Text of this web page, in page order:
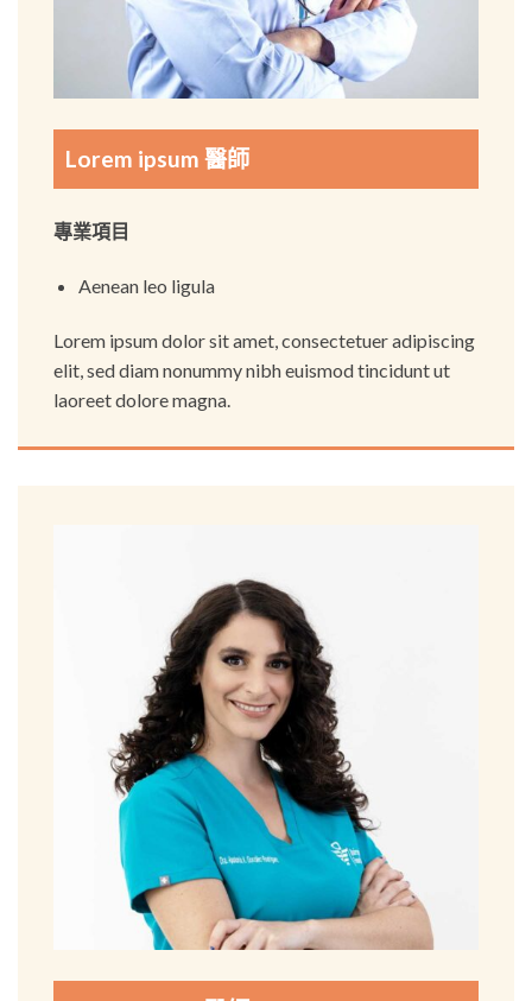
Lorem ipsum 醫師
專業項目
Aenean leo ligula
Lorem ipsum dolor sit amet, consectetuer adipiscing
elit, sed diam nonummy nibh euismod tincidunt ut
laoreet dolore magna.